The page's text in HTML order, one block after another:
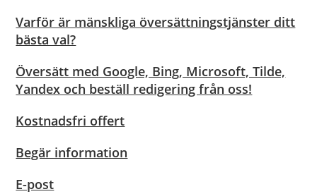
Varför är mänskliga översättningstjänster ditt
bästa val?
Översätt med Google, Bing, Microsoft, Tilde,
Yandex och beställ redigering från oss!
Kostnadsfri offert
Begär information
E-post